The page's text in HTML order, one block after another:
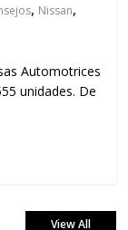
, Nissan,
Automotrices
unidades. De
View All